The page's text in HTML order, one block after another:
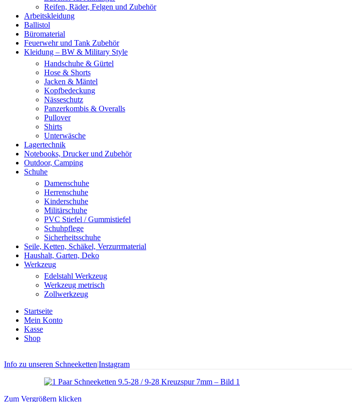
Reifen, Räder, Felgen und Zubehör
Arbeitskleidung
Ballistol
Büromaterial
Feuerwehr und Tank Zubehör
Kleidung – BW & Military Style
Handschuhe & Gürtel
Hose & Shorts
Jacken & Mäntel
Kopfbedeckung
Nässeschutz
Panzerkombis & Overalls
Pullover
Shirts
Unterwäsche
Lagertechnik
Notebooks, Drucker und Zubehör
Outdoor, Camping
Schuhe
Damenschuhe
Herrenschuhe
Kinderschuhe
Militärschuhe
PVC Stiefel / Gummistiefel
Schuhpflege
Sicherheitsschuhe
Seile, Ketten, Schäkel, Verzurrmaterial
Haushalt, Garten, Deko
Werkzeug
Edelstahl Werkzeug
Werkzeug metrisch
Zollwerkzeug
Startseite
Mein Konto
Kasse
Shop
Info zu unseren Schneeketten|Instagram
Zum Vergrößern klicken